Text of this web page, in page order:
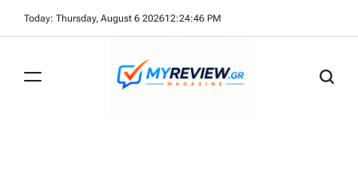
Today: Thursday, August 6 202612:24:47 PM